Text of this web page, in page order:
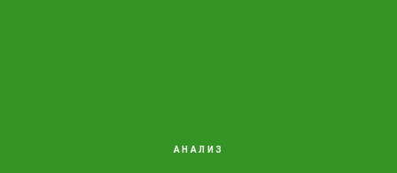
АНАЛИЗ